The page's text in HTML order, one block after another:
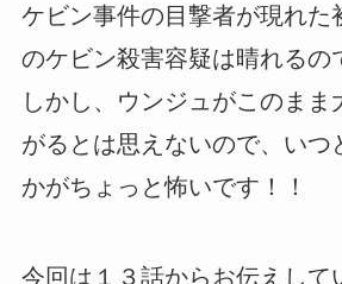
ケビン事件の目撃者が現れた
のケビン殺害容疑は晴れるの
しかし、ウンジュがこのまま
がるとは思えないので、いつ
かがちょっと怖いです！！
今回は１３話からお伝えして